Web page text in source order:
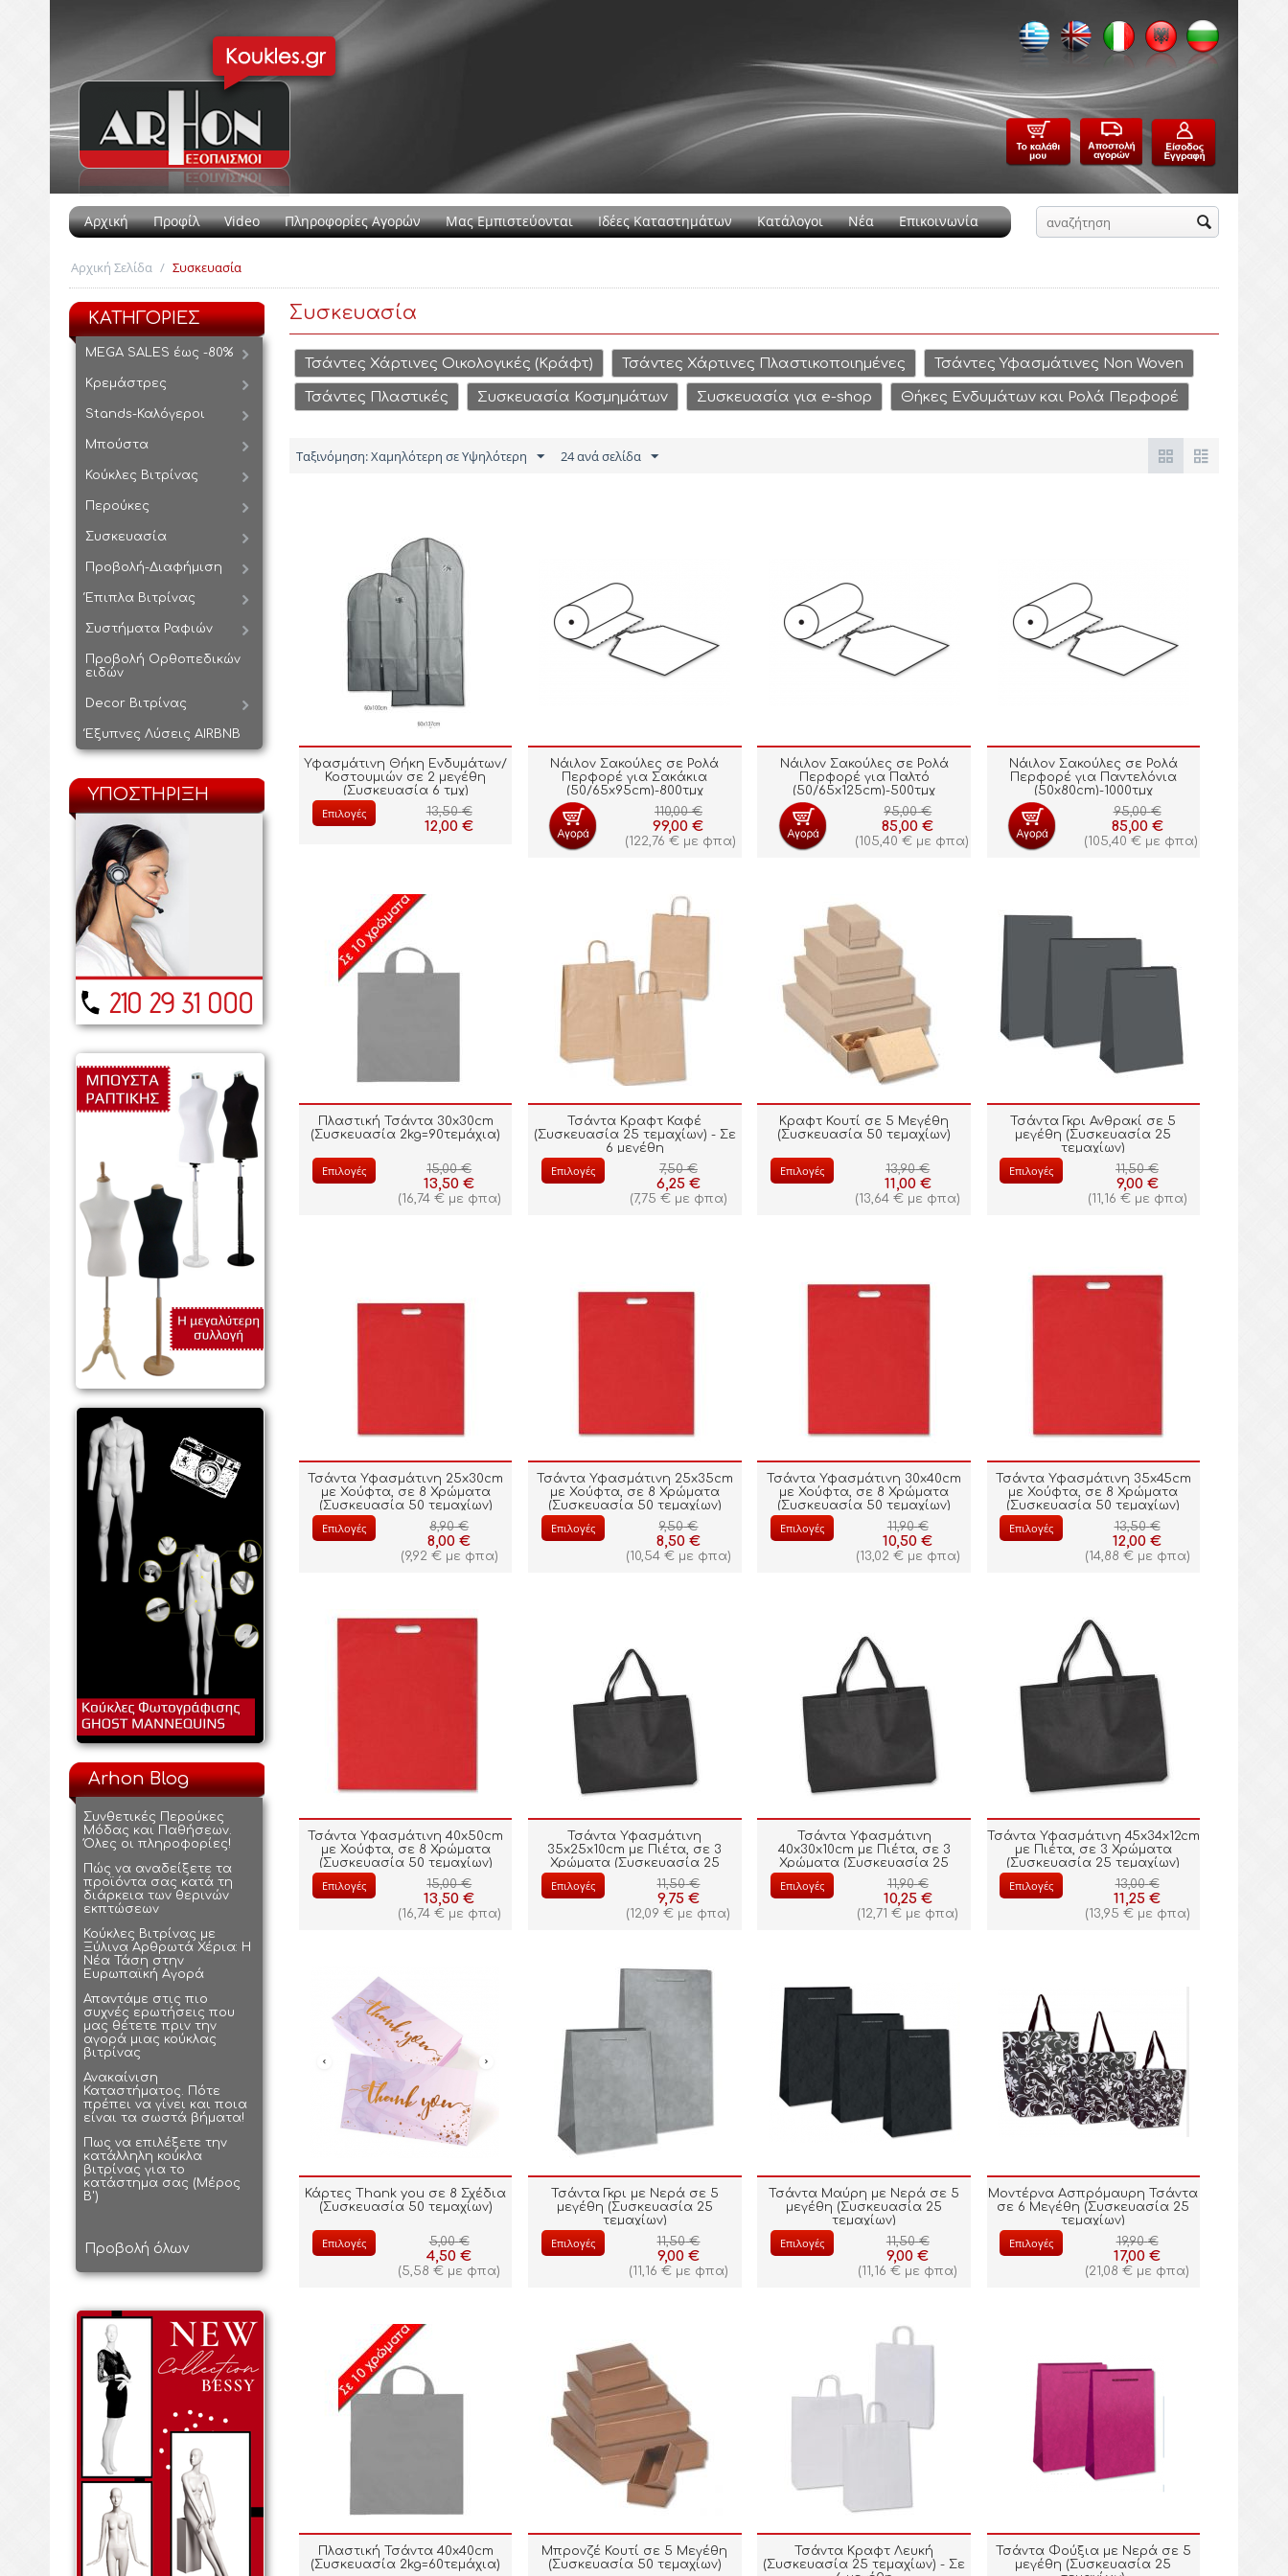
Αρχική Προφίλ Video Πληροφορίες Αγορών Μας Εμπιστεύονται Ιδέες Καταστημάτων Κατάλογοι Νέα Επικοινωνία
Αρχική Σελίδα / Συσκευασία
ΚΑΤΗΓΟΡΙΕΣ
MEGA SALES έως -80%
Κρεμάστρες
Stands-Καλόγεροι
Μπούστα
Κούκλες Βιτρίνας
Περούκες
Συσκευασία
Προβολή-Διαφήμιση
Έπιπλα Βιτρίνας
Συστήματα Ραφιών
Προβολή Ορθοπεδικών
ειδών
Decor Βιτρίνας
Έξυπνες Λύσεις AIRBNB
ΥΠΟΣΤΗΡΙΞΗ
Arhon Blog
Συνθετικές Περούκες
Μόδας και Παθήσεων.
Όλες οι πληροφορίες!
Πώς να αναδείξετε τα
προϊόντα σας κατά τη
διάρκεια των θερινών
εκπτώσεων
Κούκλες Βιτρίνας με
Ξύλινα Αρθρωτά Χέρια: Η
Νέα Τάση στην
Ευρωπαϊκή Αγορά
Απαντάμε στις πιο
συχνές ερωτήσεις που
μας θέτετε πριν την
αγορά μιας κούκλας
βιτρίνας
Ανακαίνιση
Καταστήματος. Πότε
πρέπει να γίνει και ποια
είναι τα σωστά βήματα!
Πως να επιλέξετε την
κατάλληλη κούκλα
βιτρίνας για το
κατάστημα σας (Μέρος
Β')
Προβολή όλων
Συσκευασία
Τσάντες Χάρτινες Οικολογικές (Κράφτ) Τσάντες Χάρτινες Πλαστικοποιημένες Τσάντες Υφασμάτινες Non Woven
Τσάντες Πλαστικές Συσκευασία Κοσμημάτων Συσκευασία για e-shop Θήκες Ενδυμάτων και Ρολά Περφορέ
Ταξινόμηση: Χαμηλότερη σε Υψηλότερη 24 ανά σελίδα
Υφασμάτινη Θήκη Ενδυμάτων/
Κοστουμιών σε 2 μεγέθη
(Συσκευασία 6 τμχ)
13,50 €
12,00 €
Επιλογές
Νάιλον Σακούλες σε Ρολά
Περφορέ για Σακάκια
(50/65x95cm)-800τμχ
110,00 €
99,00 €
(122,76 € με φπα)
Νάιλον Σακούλες σε Ρολά
Περφορέ για Παλτό
(50/65x125cm)-500τμχ
95,00 €
85,00 €
(105,40 €με φπα)
Νάιλον Σακούλες σε Ρολά
Περφορέ για Παντελόνια
(50x80cm)-1000τμχ
95,00 €
85,00 €
(105,40 €με φπα)
Πλαστική Τσάντα 30x30cm
(Συσκευασία 2kg=90τεμάχια)
15,00 €
13,50 €
(16,74 €με φπα)
Επιλογές
Τσάντα Κραφτ Καφέ
(Συσκευασία 25 τεμαχίων) - Σε
6 μεγέθη
7,50 €
6,25 €
(7,75 €με φπα)
Επιλογές
Κραφτ Κουτί σε 5 Μεγέθη
(Συσκευασία 50 τεμαχίων)
13,90 €
11,00 €
(13,64 € με φπα)
Επιλογές
Τσάντα Γκρι Ανθρακί σε 5
μεγέθη (Συσκευασία 25
τεμαχίων)
11,50 €
9,00 €
(11,16 €με φπα)
Επιλογές
Τσάντα Υφασμάτινη 25x30cm
με Χούφτα, σε 8 Χρώματα
(Συσκευασία 50 τεμαχίων)
8,90 €
8,00 €
(9,92 €με φπα)
Επιλογές
Τσάντα Υφασμάτινη 25x35cm
με Χούφτα, σε 8 Χρώματα
(Συσκευασία 50 τεμαχίων)
9,50 €
8,50 €
(10,54 €με φπα)
Επιλογές
Τσάντα Υφασμάτινη 30x40cm
με Χούφτα, σε 8 Χρώματα
(Συσκευασία 50 τεμαχίων)
11,90 €
10,50 €
(13,02 €με φπα)
Επιλογές
Τσάντα Υφασμάτινη 35x45cm
με Χούφτα, σε 8 Χρώματα
(Συσκευασία 50 τεμαχίων)
13,50 €
12,00 €
(14,88 €με φπα)
Επιλογές
Τσάντα Υφασμάτινη 40x50cm
με Χούφτα, σε 8 Χρώματα
(Συσκευασία 50 τεμαχίων)
15,00 €
13,50 €
(16,74 €με φπα)
Επιλογές
Τσάντα Υφασμάτινη
35x25x10cm με Πιέτα, σε 3
Χρώματα (Συσκευασία 25
τεμαχίων)
11,50 €
9,75 €
(12,09 € με φπα)
Επιλογές
Τσάντα Υφασμάτινη
40x30x10cm με Πιέτα, σε 3
Χρώματα (Συσκευασία 25
τεμαχίων)
11,90 €
10,25 €
(12,71 € με φπα)
Επιλογές
Τσάντα Υφασμάτινη 45x34x12cm
με Πιέτα, σε 3 Χρώματα
(Συσκευασία 25 τεμαχίων)
13,00 €
11,25 €
(13,95 €με φπα)
Επιλογές
Κάρτες Thank you σε 8 Σχέδια
(Συσκευασία 50 τεμαχίων)
5,00 €
4,50 €
(5,58 € με φπα)
Επιλογές
Τσάντα Γκρι με Νερά σε 5
μεγέθη (Συσκευασία 25
τεμαχίων)
11,50 €
9,00 €
(11,16 €με φπα)
Επιλογές
Τσάντα Μαύρη με Νερά σε 5
μεγέθη (Συσκευασία 25
τεμαχίων)
11,50 €
9,00 €
(11,16 € με φπα)
Επιλογές
Μοντέρνα Ασπρόμαυρη Τσάντα
σε 6 Μεγέθη (Συσκευασία 25
τεμαχίων)
19,90 €
17,00 €
(21,08 € με φπα)
Επιλογές
Πλαστική Τσάντα 40x40cm
(Συσκευασία 2kg=60τεμάχια)
Μπρονζέ Κουτί σε 5 Μεγέθη
(Συσκευασία 50 τεμαχίων)
Τσάντα Κραφτ Λευκή
(Συσκευασία 25 τεμαχίων) - Σε
Τσάντα Φούξια με Νερά σε 5
μεγέθη (Συσκευασία 25